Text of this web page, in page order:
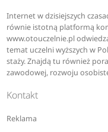
Internet w dzisiejszych
równie istotną platformą
www.otouczelnie.pl
temat uczelni wyższych w
staży. Znajdą tu również
zawodowej, rozwoju
Kontakt
Reklama